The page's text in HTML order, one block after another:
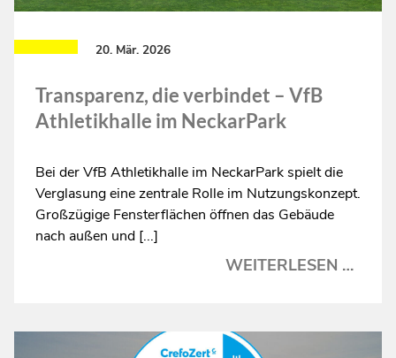
20. Mär. 2026
Transparenz, die verbindet – VfB
Athletikhalle im NeckarPark
Bei der VfB Athletikhalle im NeckarPark spielt die
Verglasung eine zentrale Rolle im Nutzungskonzept.
Großzügige Fensterflächen öffnen das Gebäude
nach außen und [...]
WEITERLESEN …
–